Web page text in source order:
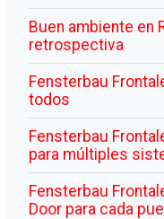
Buen ambiente en
retrospectiva
Fensterbau
todos
Fensterbau
para múltiples
Fensterbau
Door para cada